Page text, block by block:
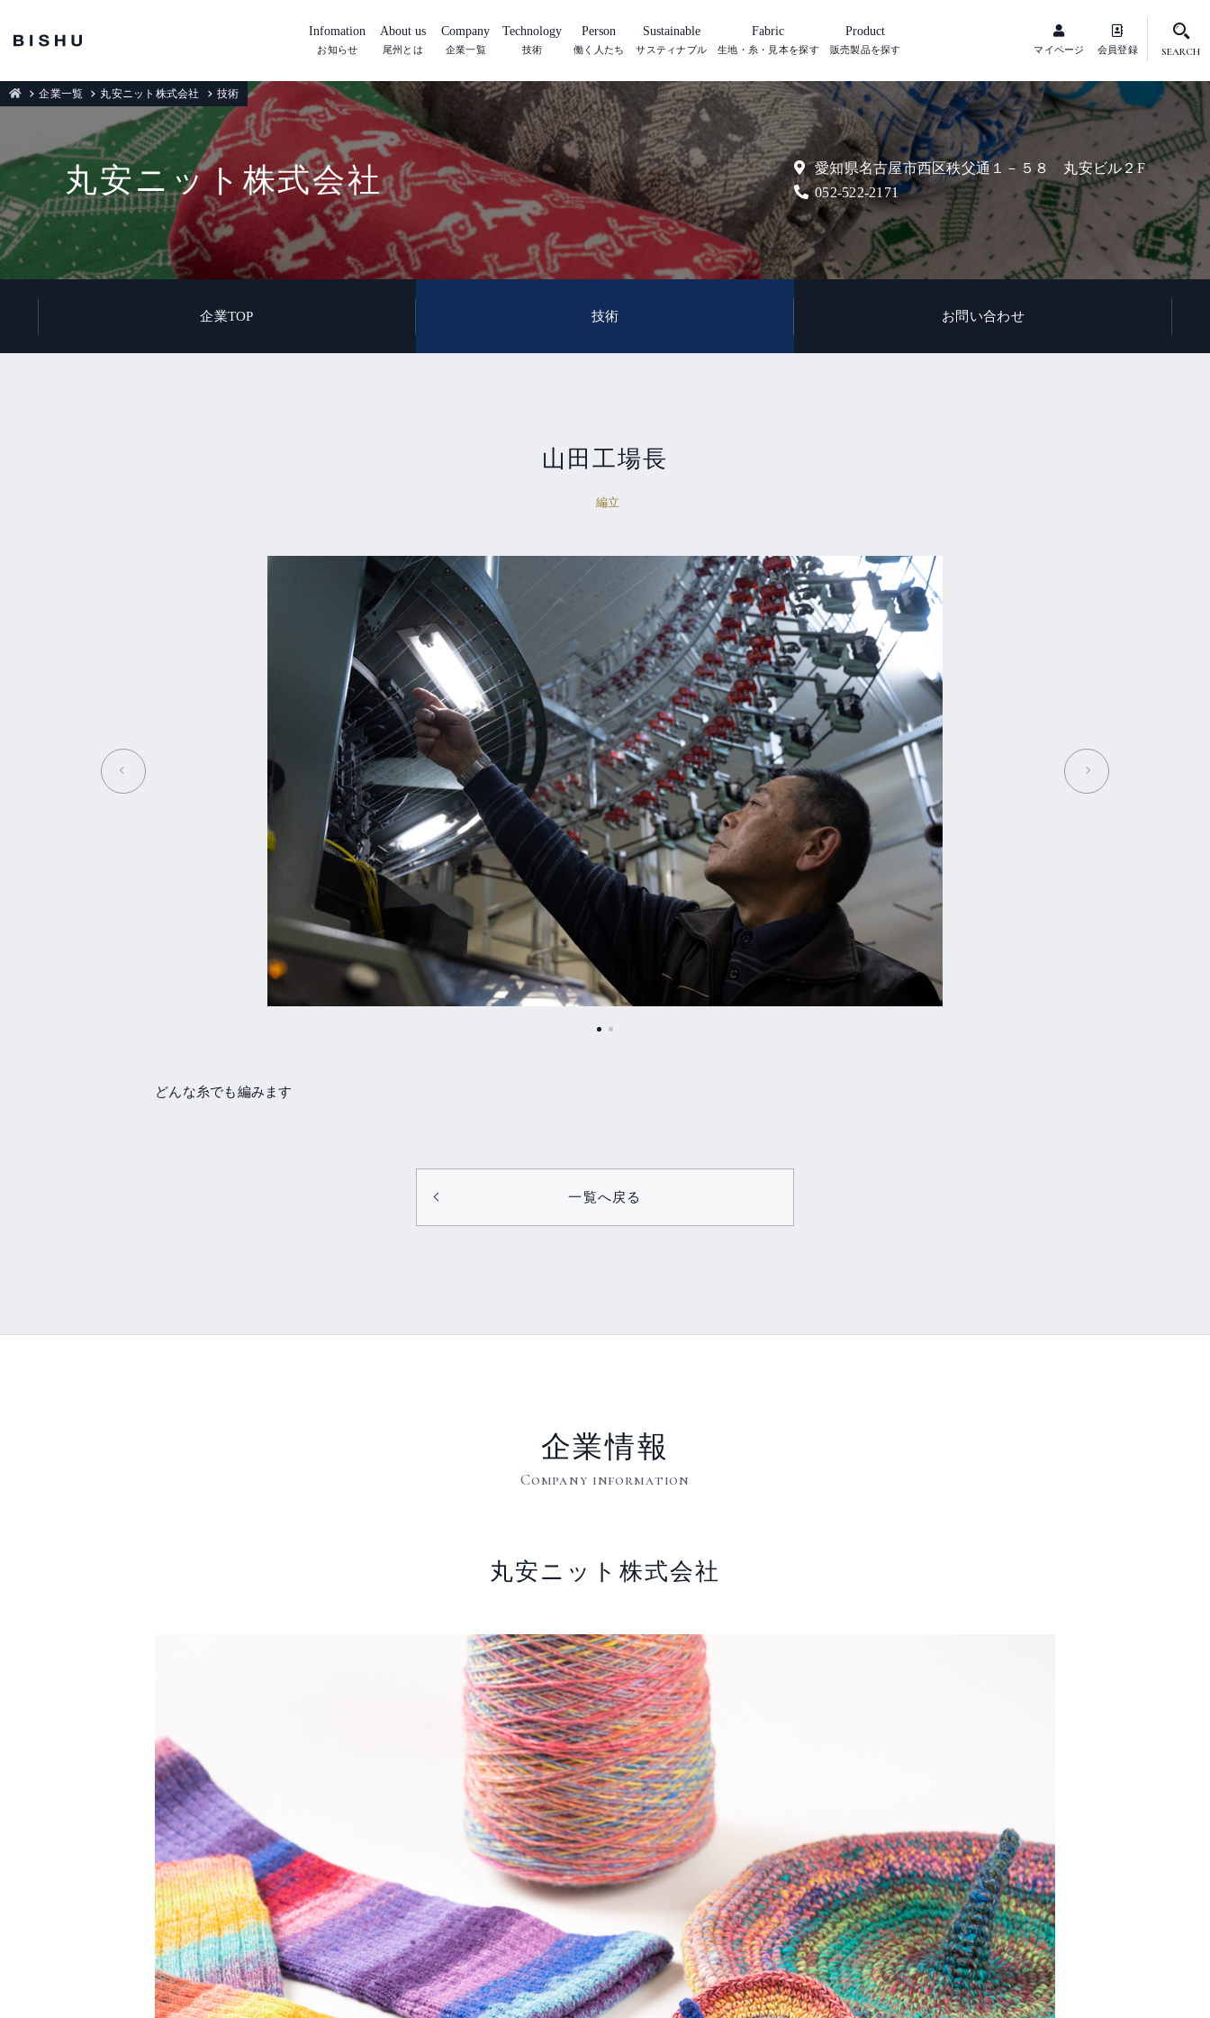
マイページ 会員登録 SEARCH
Infomation
お知らせ
About us
尾州とは
Company
企業一覧
Technology
技術
Person
働く人たち
Sustainable
サスティナブル
Fabric
生地・糸・見本を探す
Product
販売製品を探す
丸安ニット株式会社
愛知県名古屋市西区秩父通１－５８ 丸安ビル２F
052-522-2171
企業一覧 丸安ニット株式会社 技術
企業TOP 技術 お問い合わせ
山田工場長
編立
どんな糸でも編みます
一覧へ戻る
企業情報
Company information
丸安ニット株式会社